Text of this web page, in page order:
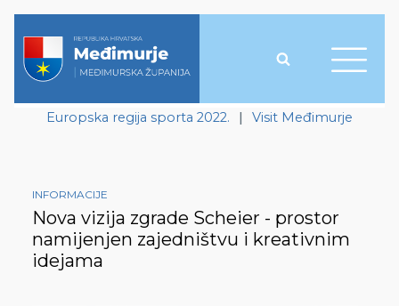
Europska regija sporta 2022. | Visit Međimurje
INFORMACIJE
Nova vizija zgrade Scheier - prostor
namijenjen zajedništvu i kreativnim
idejama